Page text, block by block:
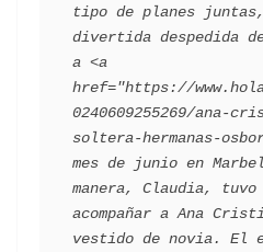
tipo de planes
divertida despedida
a <a
href="https://
0240609255269/ana-
soltera-hermanas-
mes de junio en
manera, Claudia,
acompañar a Ana
vestido de novia. El